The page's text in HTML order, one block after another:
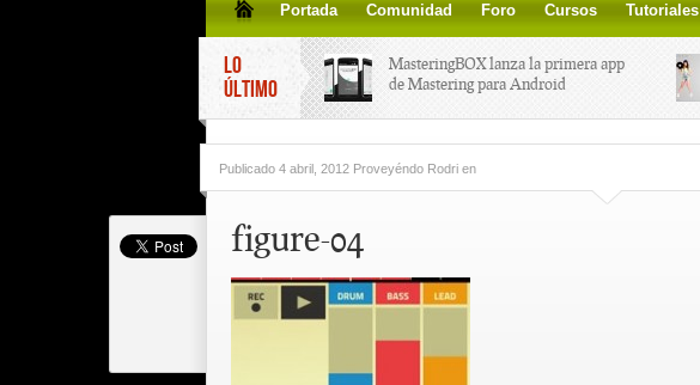
Portada Comunidad Foro Cursos Tutoriales
LO
ÚLTIMO
MasteringBOX lanza la primera app
de Mastering para Android
line gratis!
aplicar efectos a tus voces.
Publicado 4 abril, 2012 Proveyéndo Rodri en
figure-04